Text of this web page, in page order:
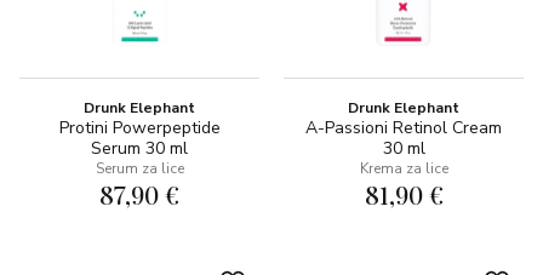
Drunk Elephant
Protini Powerpeptide
Serum 30 ml
Serum za lice
87,90 €
Drunk Elephant
A-Passioni Retinol Cream
30 ml
Krema za lice
81,90 €